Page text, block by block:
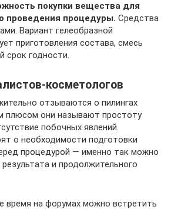
покупки вещества для
проведения процедуры. Средства
Вариант гелеобразной
приготовления состава, смесь
срок годности.
косметологов
отзываются о пилингах
плюсом они называют простоту
побочных явлений.
о необходимости подготовки
процедурой — именно так можно
и продолжительного
время на форумах можно встретить